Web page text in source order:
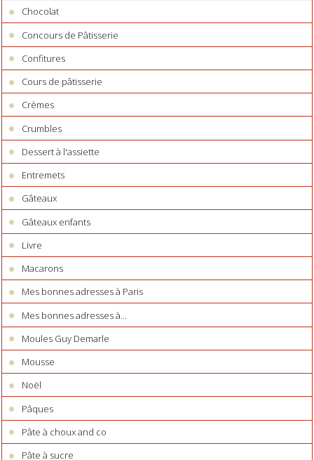
Chocolat
Concours de Pâtisserie
Confitures
Cours de pâtisserie
Crèmes
Crumbles
Dessert à l'assiette
Entremets
Gâteaux
Gâteaux enfants
Livre
Macarons
Mes bonnes adresses à Paris
Mes bonnes adresses à...
Moules Guy Demarle
Mousse
Noël
Pâques
Pâte à choux and co
Pâte à sucre